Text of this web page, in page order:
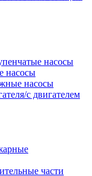
насосы
насосы
насосы
с двигателем
части